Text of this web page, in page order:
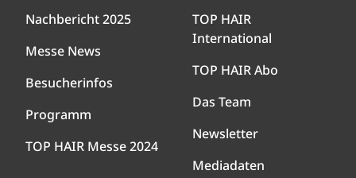
Nachbericht 2025
Messe News
Besucherinfos
Programm
TOP HAIR Messe 2024
TOP HAIR
International
TOP HAIR Abo
Das Team
Newsletter
Mediadaten